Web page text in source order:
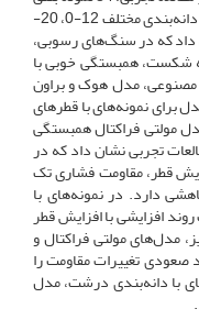
با چهار قطر 56، 68، 72 و 94 میلی‌متر و با سه دانه‌بندی مختلف 12-0، 20-
داد که در سنگ‌های رسوبی،
شکست، همبستگی خوبی با
مصنوعی، مدل هوک و براون
برای نمونه‌های با قطرهای
مولتی فراکتال همبستگی
تجربی نشان داد که در
با افزایش قطر، مقاومت فشاری تک
دارد. در نمونه‌های با
یک روند افزایشی با افزایش قطر
مدل‌های مولتی فراکتال و
صعودی تغییرات مقاومت را
با دانه‌بندی درشت، مدل